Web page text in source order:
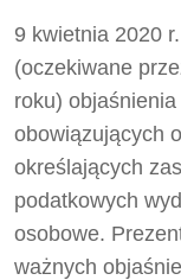
9 kwietnia 2020
(oczekiwane
roku)
obowiązujących
określających
podatkowych
osobowe.
ważnych